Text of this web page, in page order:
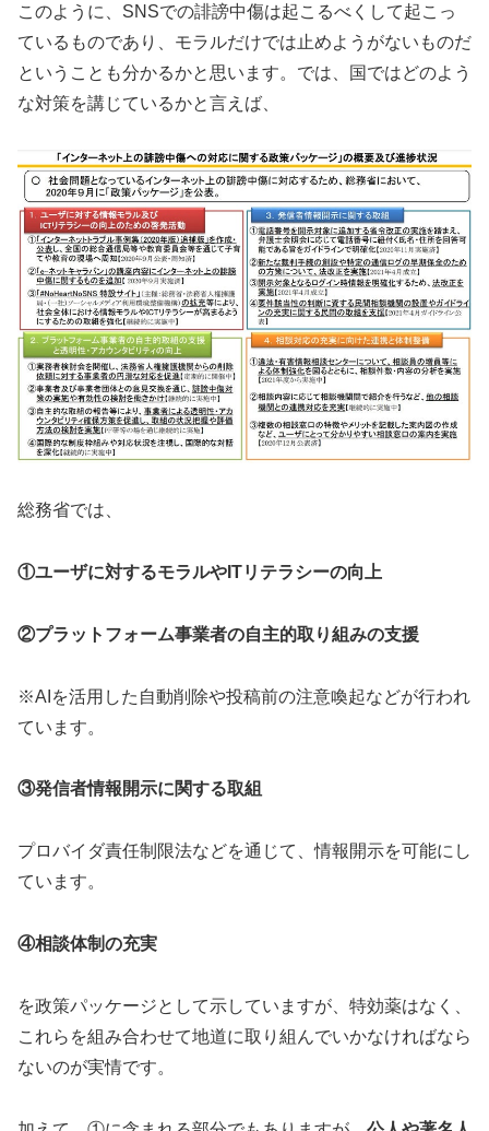
このように、SNSでの誹謗中傷は起こるべくして起こっ
ているものであり、モラルだけでは止めようがないものだ
ということも分かるかと思います。では、国ではどのよう
な対策を講じているかと言えば、
総務省では、
①ユーザに対するモラルやITリテラシーの向上
②プラットフォーム事業者の自主的取り組みの支援
※AIを活用した自動削除や投稿前の注意喚起などが行われ
ています。
③発信者情報開示に関する取組
プロバイダ責任制限法などを通じて、情報開示を可能にし
ています。
④相談体制の充実
を政策パッケージとして示していますが、特効薬はなく、
これらを組み合わせて地道に取り組んでいかなければなら
ないのが実情です。